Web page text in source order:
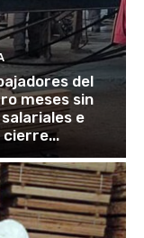
del
meses sin
e
cierre...